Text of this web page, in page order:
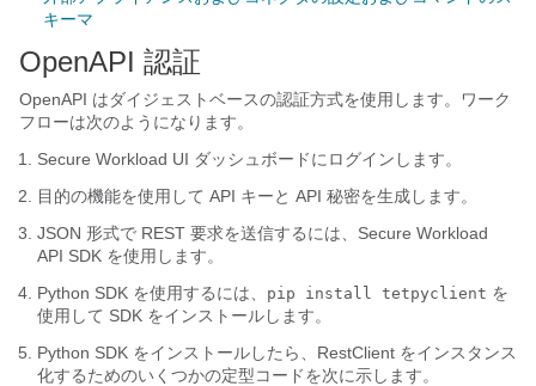
キーマ
OpenAPI 認証
OpenAPI はダイジェストベースの認証方式を使用します。ワーク
フローは次のようになります。
Secure Workload UI ダッシュボードにログインします。
目的の機能を使用して API キーと API 秘密を生成します。
JSON 形式で REST 要求を送信するには、 Secure Workload
API SDK を使用します。
Python SDK を使用するには、 pip install tetpyclient を
使用して SDK をインストールします。
Python SDK をインストールしたら、RestClient をインスタンス
化するためのいくつかの定型コードを次に示します。